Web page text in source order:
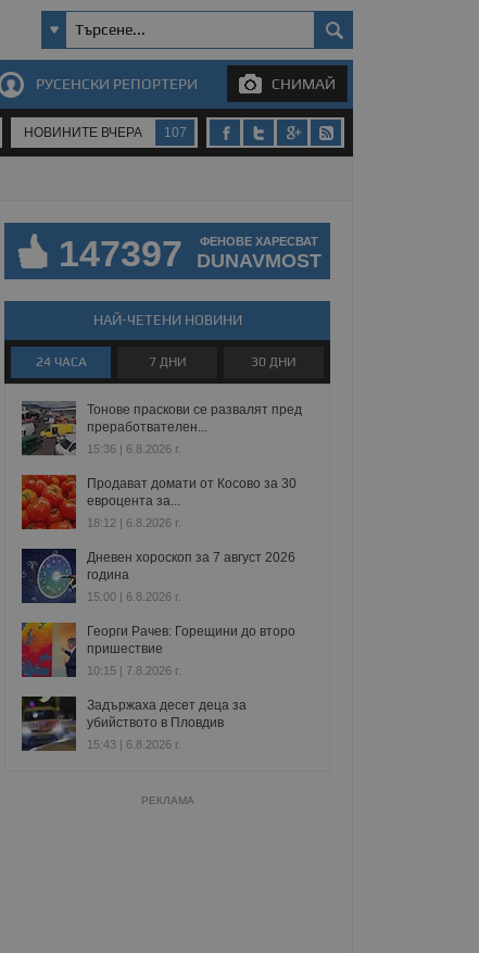
РУСЕНСКИ РЕПОРТЕРИ СНИМАЙ
НОВИНИТЕ ВЧЕРА 107
147397 ФЕНОВЕ ХАРЕСВАТ
DUNAVMOST
НАЙ-ЧЕТЕНИ НОВИНИ
24 ЧАСА 7 ДНИ 30 ДНИ
Тонове праскови се развалят пред
преработвателен...
15:36 | 6.8.2026 г.
Продават домати от Косово за 30
евроцента за...
18:12 | 6.8.2026 г.
Дневен хороскоп за 7 август 2026
година
15:00 | 6.8.2026 г.
Георги Рачев: Горещини до второ
пришествие
10:15 | 7.8.2026 г.
Задържаха десет деца за
убийството в Пловдив
15:43 | 6.8.2026 г.
РЕКЛАМА